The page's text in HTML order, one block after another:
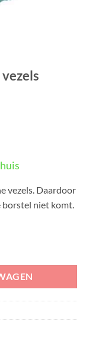
vezels. Daardoor
borstel niet komt.